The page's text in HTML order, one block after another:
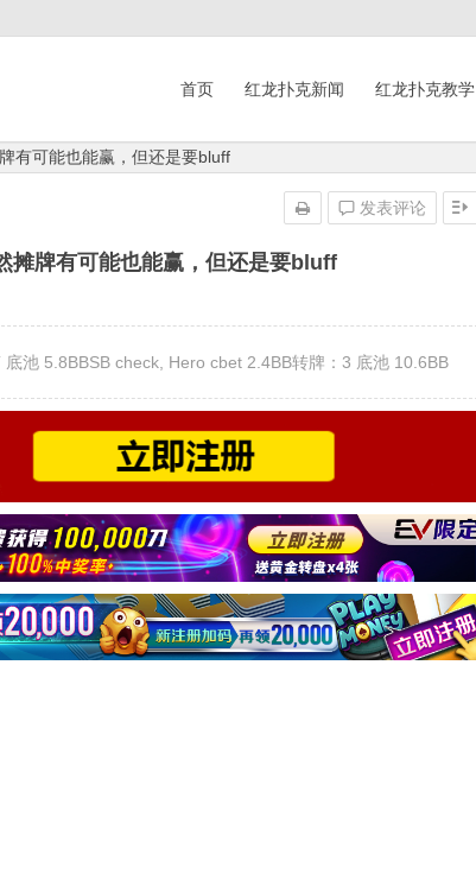
首页 红龙扑克新闻 红龙扑克教学
有可能也能赢，但还是要bluff
摊牌有可能也能赢，但还是要bluff
发表评论
池 5.8BBSB check, Hero cbet 2.4BB转牌：3 底池 10.6BB